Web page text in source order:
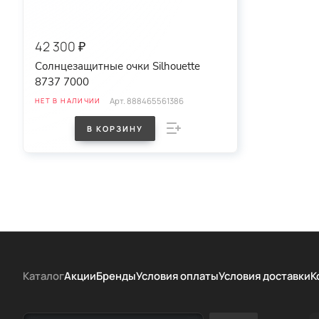
42 300 ₽
Солнцезащитные очки Silhouette
8737 7000
НЕТ В НАЛИЧИИ Арт. 888465561386
В КОРЗИНУ
КаталогАкцииБрендыУсловия оплатыУсловия доставки